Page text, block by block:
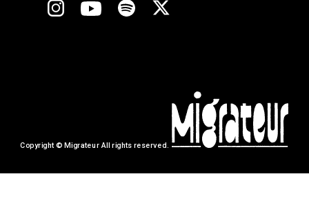
Copyright © Migrateur All rights reserved.